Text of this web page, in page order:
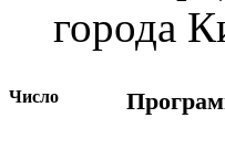
города
Число